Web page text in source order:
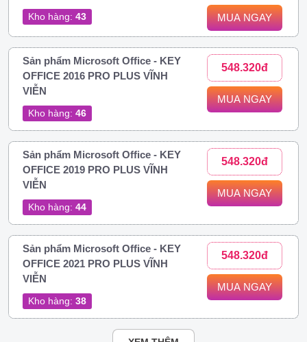
Kho hàng: 43 MUA NGAY
Sản phẩm Microsoft Office - KEY
OFFICE 2016 PRO PLUS VĨNH
VIỄN
Kho hàng: 46
548.320đ
MUA NGAY
Sản phẩm Microsoft Office - KEY
OFFICE 2019 PRO PLUS VĨNH
VIỄN
Kho hàng: 44
548.320đ
MUA NGAY
Sản phẩm Microsoft Office - KEY
OFFICE 2021 PRO PLUS VĨNH
VIỄN
Kho hàng: 38
548.320đ
MUA NGAY